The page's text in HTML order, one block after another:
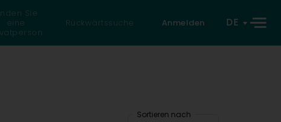
Sie
eine
Rückwärtssuche Anmelden DE
Sortieren nach